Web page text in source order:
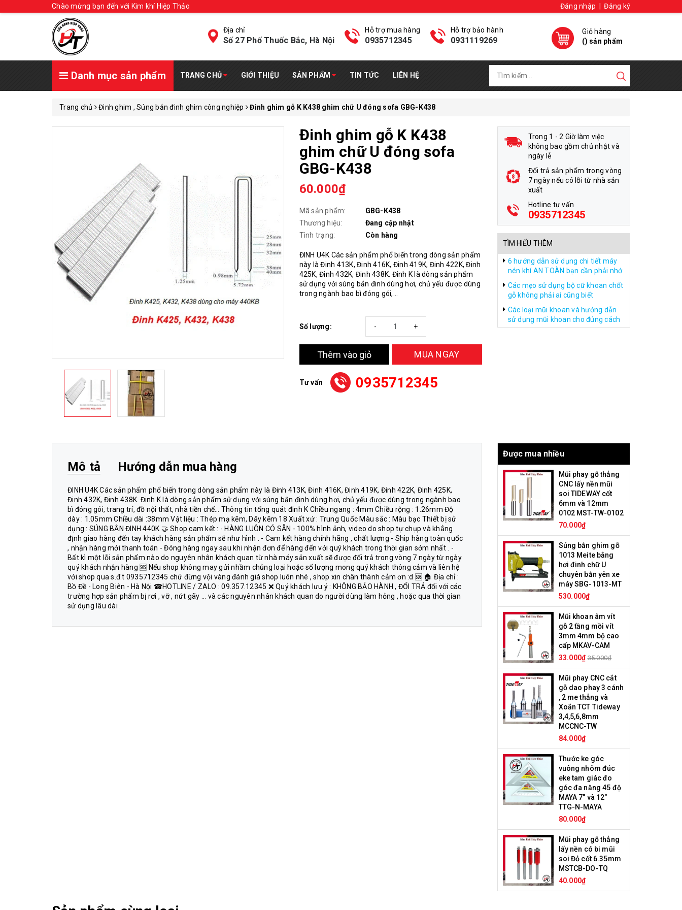
Chào mừng bạn đến với Kim khí Hiệp Thảo Đăng nhập Đăng ký
Địa chỉ
Số 27 Phố Thuốc Bắc, Hà Nội
Hỗ trợ mua hàng
0935712345
Hỗ trợ bảo hành
0931119269
Giỏ hàng
() sản phẩm
Danh mục sản phẩm TRANG CHỦ GIỚI THIỆU SẢN PHẨM TIN TỨC LIÊN HỆ
Trang chủ Đinh ghim , Súng bắn đinh ghim công nghiệp Đinh ghim gỗ K K438 ghim chữ U đóng sofa GBG-K438
Đinh ghim gỗ K K438
ghim chữ U đóng sofa
GBG-K438
60.000₫
Mã sản phẩm:
GBG-K438
Thương hiệu:
Đang cập nhật
Tình trạng:
Còn hàng
ĐINH U4K Các sản phẩm phổ biến trong dòng sản phẩm
này là Đinh 413K, Đinh 416K, Đinh 419K, Đinh 422K, Đinh
425K, Đinh 432K, Đinh 438K. Đinh K là dòng sản phẩm
sử dụng với súng bắn đinh dùng hơi, chủ yếu được dùng
trong ngành bao bì đóng gói,...
Số lượng: +
-
Thêm vào giỏ MUA NGAY
Tư vấn 0935712345
Trong 1 - 2 Giờ làm việc
không bao gồm chủ nhật và
ngày lễ
Đổi trả sản phẩm trong vòng
7 ngày nếu có lỗi từ nhà sản
xuất
Hotline tư vấn
0935712345
TÌM HIỂU THÊM
6 hướng dẫn sử dụng chi tiết máy
nén khí AN TOÀN bạn cần phải nhớ
Các mẹo sử dụng bộ cữ khoan chốt
gỗ không phải ai cũng biết
Các loại mũi khoan và hướng dẫn
sử dụng mũi khoan cho đúng cách
Mô tả Hướng dẫn mua hàng
ĐINH U4K Các sản phẩm phổ biến trong dòng sản phẩm này là Đinh 413K, Đinh 416K, Đinh 419K, Đinh 422K, Đinh 425K,
Đinh 432K, Đinh 438K. Đinh K là dòng sản phẩm sử dụng với súng bắn đinh dùng hơi, chủ yếu được dùng trong ngành bao
bì đóng gói, trang trí, đồ nội thất, nhà tiền chế… Thông tin tổng quát đinh K Chiều ngang : 4mm Chiều rộng : 1.26mm Độ
dày : 1.05mm Chiều dài :38mm Vật liệu : Thép mạ kẽm, Dây kẽm 18 Xuất xứ : Trung Quốc Màu sắc : Màu bạc Thiết bị sử
dụng : SÚNG BẮN ĐINH 440K 🤝 Shop cam kết : - HÀNG LUÔN CÓ SẴN - 100% hình ảnh, video do shop tự chụp và khẳng
định giao hàng đến tay khách hàng sản phẩm sẽ như hình . - Cam kết hàng chính hãng , chất lượng - Ship hàng toàn quốc
, nhận hàng mới thanh toán - Đóng hàng ngay sau khi nhận đơn để hàng đến với quý khách trong thời gian sớm nhất . -
Bất kì một lỗi sản phẩm nào do nguyên nhân khách quan từ nhà máy sản xuất sẽ được đổi trả trong vòng 7 ngày từ ngày
quý khách nhận hàng 🆘 Nếu shop không may gửi nhầm chủng loại hoặc số lượng mong quý khách thông cảm và liên hệ
với shop qua s.đ.t 0935712345 chứ đừng vội vàng đánh giá shop luôn nhé , shop xin chân thành cảm ơn :d 🆘 🏠 Địa chỉ :
Bồ Đề - Long Biên - Hà Nội ☎HOTLINE / ZALO : 09.357.12345 ❌ Quý khách lưu ý : KHÔNG BẢO HÀNH , ĐỔI TRẢ đối với các
trường hợp sản phẩm bị rơi , vỡ , nứt gãy ... và các nguyên nhân khách quan do người dùng làm hỏng , hoặc qua thời gian
sử dụng lâu dài .
Được mua nhiều
Mũi phay gỗ thẳng
CNC lấy nền mũi
soi TIDEWAY cốt
6mm và 12mm
0102 MST-TW-0102
70.000₫
Súng bắn ghim gỗ
1013 Meite bằng
hơi đinh chữ U
chuyên bắn yên xe
máy SBG-1013-MT
530.000₫
Mũi khoan âm vít
gỗ 2 tầng mồi vít
3mm 4mm bộ cao
cấp MKAV-CAM
33.000₫ 35.000₫
Mũi phay CNC cắt
gỗ dao phay 3 cánh
, 2 me thẳng và
Xoắn TCT Tideway
3,4,5,6,8mm
MCCNC-TW
84.000₫
Thước ke góc
vuông nhôm đúc
eke tam giác đo
góc đa năng 45 độ
MAYA 7" và 12"
TTG-N-MAYA
80.000₫
Mũi phay gỗ thẳng
lấy nền có bi mũi
soi Đỏ cốt 6.35mm
MSTCB-DO-TQ
40.000₫